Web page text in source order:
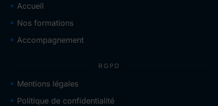
Accueil
Nos formations
Accompagnement
RGPD
Mentions légales
Politique de confidentialité